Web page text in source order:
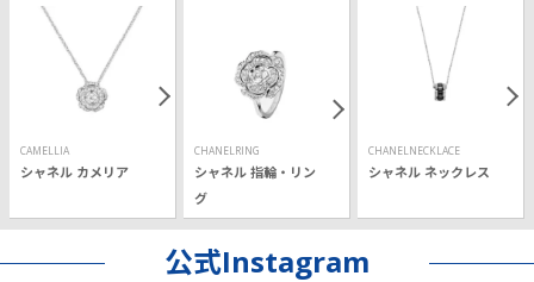
CAMELLIA
シャネル カメリア
CHANELRING
シャネル 指輪・リン
グ
CHANELNECKLACE
シャネル ネックレス
公式Instagram